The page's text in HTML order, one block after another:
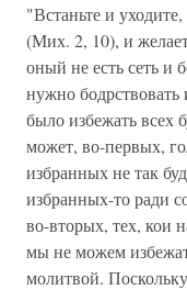
"Встаньте и
(Мих. 2, 10), и
оный не есть сеть и
нужно
было избежать всех
может, во-первых,
избранных не так
избранных-то ради
во-вторых, тех, кои
мы не можем
молитвой.